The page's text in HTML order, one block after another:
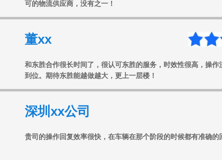
到位。期待东胜能越做越大，更上一层楼！